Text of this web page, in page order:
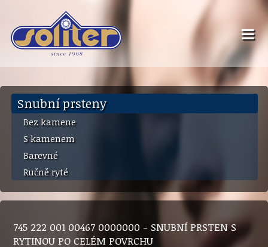
Snubní prsteny
Bez kamene
S kamenem
Barevné
Ručně ryté
745 222 001 00467 0000000 - SNUBNÍ PRSTEN S
RYTINOU PO CELÉM POVRCHU